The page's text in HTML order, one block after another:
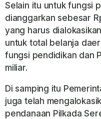
Selain itu untuk fungsi
dianggarkan sebesar
yang harus
untuk total belanja
fungsi pendidikan dan
miliar.
Di samping itu
juga telah
pendanaan Pilkada